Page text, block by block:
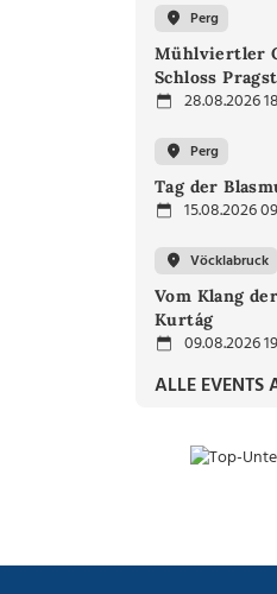
Perg
Mühlviertler
Schloss
28.08.2026
Perg
Tag der
15.08.2026
Vöcklabruck
Vom Klang
Kurtág
09.08.2026
ALLE EVENTS